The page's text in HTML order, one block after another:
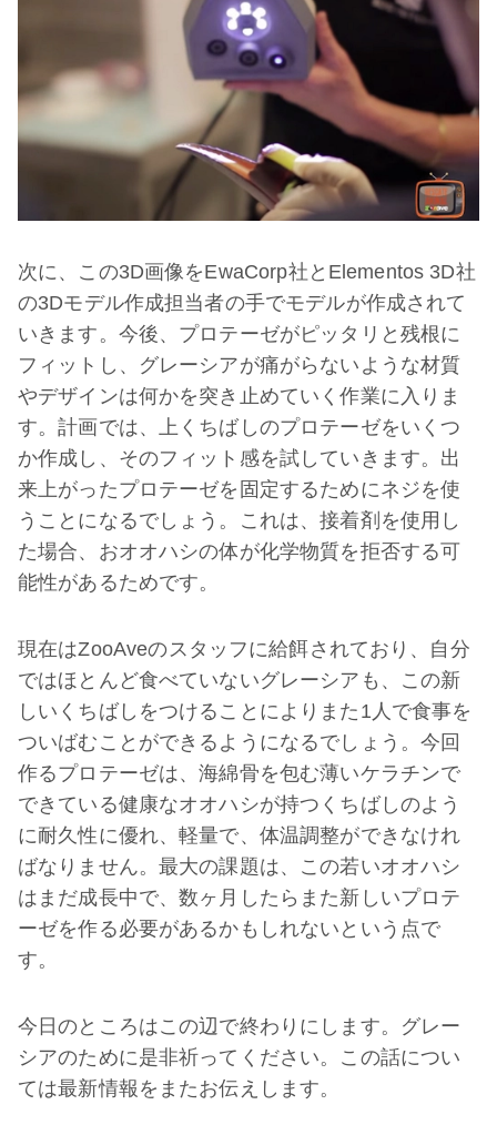
次に、この3D画像をEwaCorp社とElementos 3D社
の3Dモデル作成担当者の手でモデルが作成されて
いきます。今後、プロテーゼがピッタリと残根に
フィットし、グレーシアが痛がらないような材質
やデザインは何かを突き止めていく作業に入りま
す。計画では、上くちばしのプロテーゼをいくつ
か作成し、そのフィット感を試していきます。出
来上がったプロテーゼを固定するためにネジを使
うことになるでしょう。これは、接着剤を使用し
た場合、おオオハシの体が化学物質を拒否する可
能性があるためです。
現在はZooAveのスタッフに給餌されており、自分
ではほとんど食べていないグレーシアも、この新
しいくちばしをつけることによりまた1人で食事を
ついばむことができるようになるでしょう。今回
作るプロテーゼは、海綿骨を包む薄いケラチンで
できている健康なオオハシが持つくちばしのよう
に耐久性に優れ、軽量で、体温調整ができなけれ
ばなりません。最大の課題は、この若いオオハシ
はまだ成長中で、数ヶ月したらまた新しいプロテ
ーゼを作る必要があるかもしれないという点で
す。
今日のところはこの辺で終わりにします。グレー
シアのために是非祈ってください。この話につい
ては最新情報をまたお伝えします。